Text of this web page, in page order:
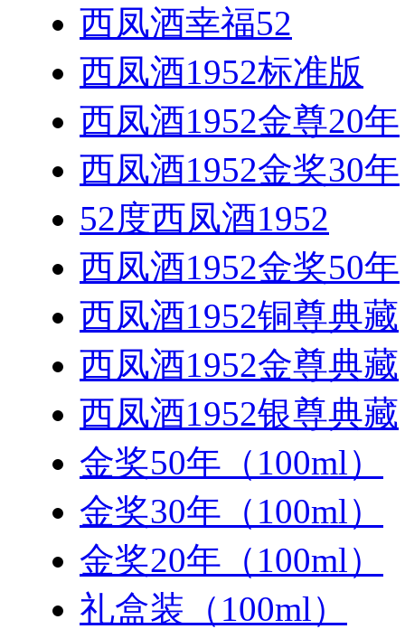
西凤酒幸福52
西凤酒1952标准版
西凤酒1952金尊20年
西凤酒1952金奖30年
52度西凤酒1952
西凤酒1952金奖50年
西凤酒1952铜尊典藏
西凤酒1952金尊典藏
西凤酒1952银尊典藏
金奖50年（100ml）
金奖30年（100ml）
金奖20年（100ml）
礼盒装（100ml）